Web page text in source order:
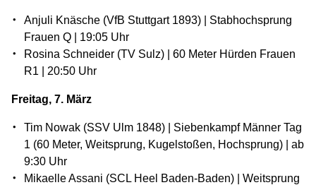
Anjuli Knäsche (VfB Stuttgart 1893) | Stabhochsprung
Frauen Q | 19:05 Uhr
Rosina Schneider (TV Sulz) | 60 Meter Hürden Frauen
R1 | 20:50 Uhr
Freitag, 7. März
Tim Nowak (SSV Ulm 1848) | Siebenkampf Männer Tag
1 (60 Meter, Weitsprung, Kugelstoßen, Hochsprung) | ab
9:30 Uhr
Mikaelle Assani (SCL Heel Baden-Baden) | Weitsprung